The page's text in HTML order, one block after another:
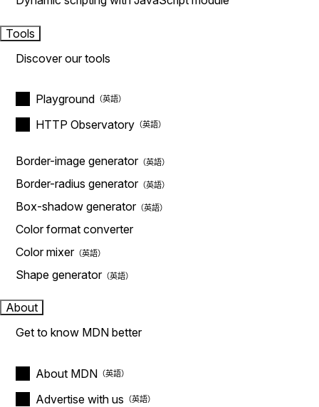
Tools
Discover our tools
Playground
HTTP Observatory
Border-image generator
Border-radius generator
Box-shadow generator
Color format converter
Color mixer
Shape generator
About
Get to know MDN better
About MDN
Advertise with us